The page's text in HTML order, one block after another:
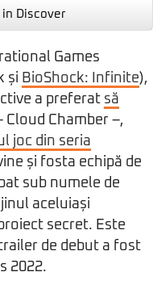
Discover
Games
și BioShock: Infinite),
a preferat să
Cloud Chamber –,
joc din seria
și fosta echipă de
sub numele de
aceluiași
secret. Este
de debut a fost
2022.